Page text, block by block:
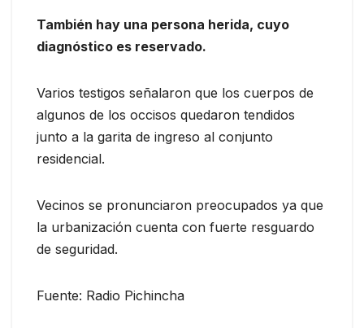
También hay una persona herida, cuyo
diagnóstico es reservado.
Varios testigos señalaron que los cuerpos de
algunos de los occisos quedaron tendidos
junto a la garita de ingreso al conjunto
residencial.
Vecinos se pronunciaron preocupados ya que
la urbanización cuenta con fuerte resguardo
de seguridad.
Fuente: Radio Pichincha